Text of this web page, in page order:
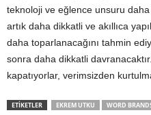
teknoloji ve eğlence unsuru
artık daha dikkatli ve akıllıca
daha toparlanacağını tahmin
sonra daha dikkatli
kapatıyorlar, verimsizden
ETİKETLER EKREM UTKU WORD